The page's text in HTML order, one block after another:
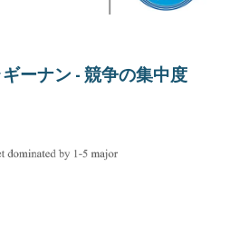
ーナン - 競争の集中度